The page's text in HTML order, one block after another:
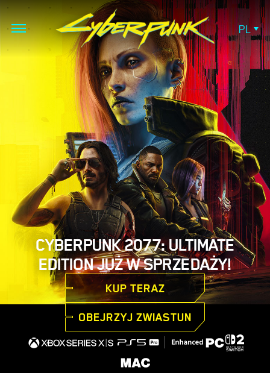
PL
CYBERPUNK 2077: ULTIMATE
EDITION JUŻ W SPRZEDAŻY!
KUP TERAZ
OBEJRZYJ ZWIASTUN